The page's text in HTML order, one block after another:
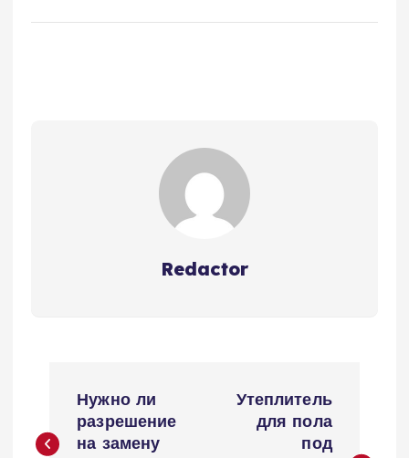
Redactor
а
Нужно ли
разрешение
на замену
Утеплитель
для пола
под